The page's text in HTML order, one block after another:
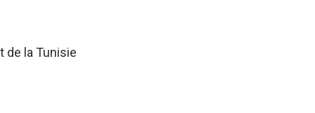
de la Tunisie